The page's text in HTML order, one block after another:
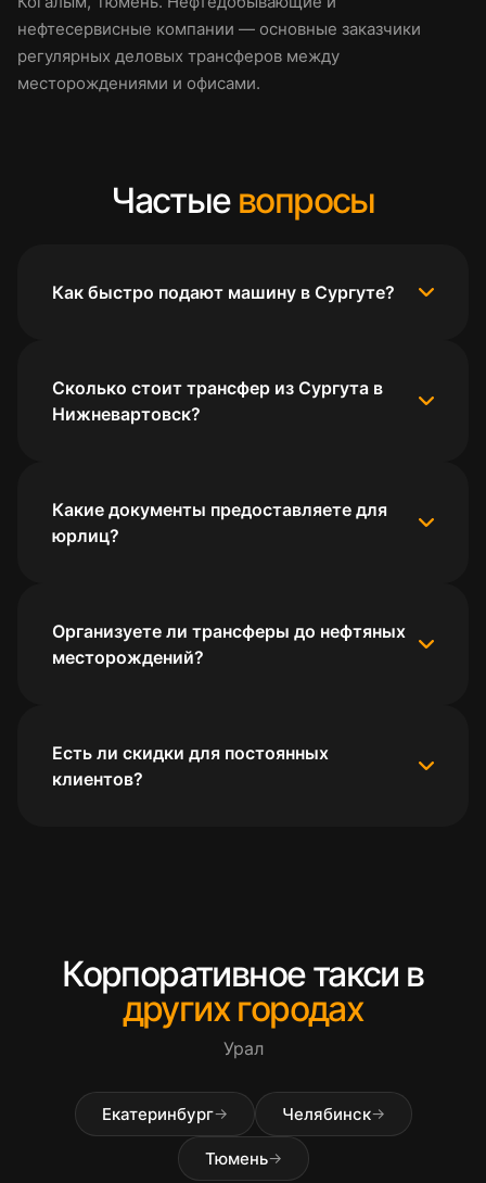
нефтесервисные компании — основные заказчики
регулярных деловых трансферов между
месторождениями и офисами.
Частые вопросы
Как быстро подают машину в Сургуте?
Сколько стоит трансфер из Сургута в
Нижневартовск?
Какие документы предоставляете для
юрлиц?
Организуете ли трансферы до нефтяных
месторождений?
Есть ли скидки для постоянных
клиентов?
Корпоративное такси в
других городах
Урал
Екатеринбург→ Челябинск→
Тюмень→